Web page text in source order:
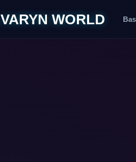
VARYN WORLD